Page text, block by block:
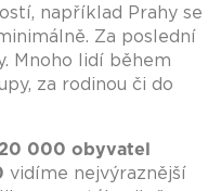
například Prahy se
Za poslední
Mnoho lidí během
za rodinou či do
000 obyvatel
vidíme nejvýraznější